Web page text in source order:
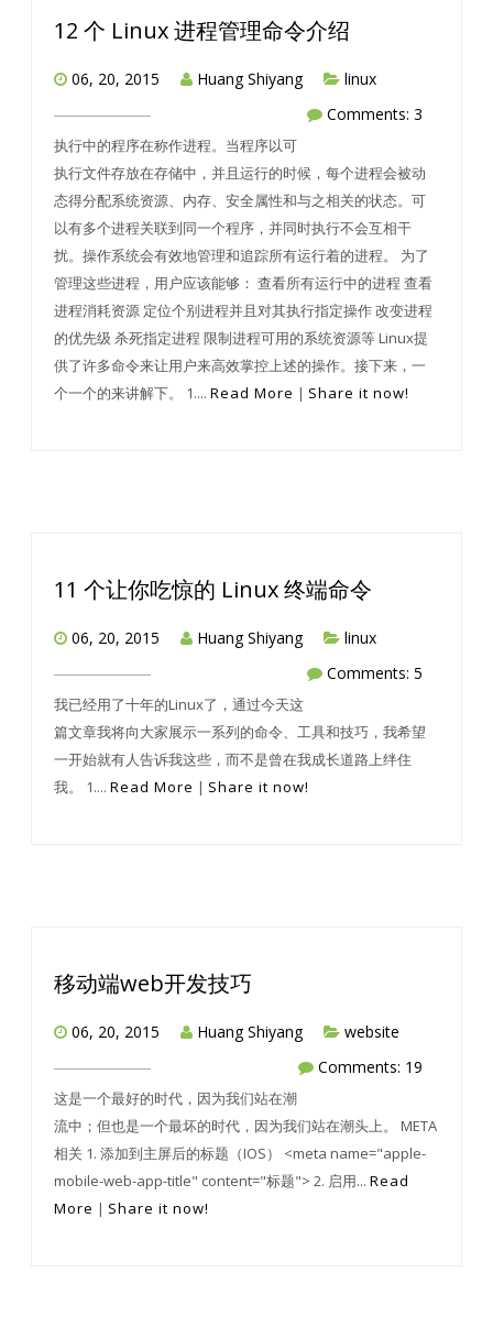
12 个 Linux 进程管理命令介绍
06, 20, 2015 Huang Shiyang
linux
Comments: 3
执行中的程序在称作进程。当程序以可
执行文件存放在存储中，并且运行的时候，每个进程会被动
态得分配系统资源、内存、安全属性和与之相关的状态。可
以有多个进程关联到同一个程序，并同时执行不会互相干
扰。操作系统会有效地管理和追踪所有运行着的进程。 为了
管理这些进程，用户应该能够： 查看所有运行中的进程 查看
进程消耗资源 定位个别进程并且对其执行指定操作 改变进程
的优先级 杀死指定进程 限制进程可用的系统资源等 Linux提
供了许多命令来让用户来高效掌控上述的操作。接下来，一
个一个的来讲解下。 1.... Read More | Share it now!
11 个让你吃惊的 Linux 终端命令
06, 20, 2015 Huang Shiyang
linux
Comments: 5
我已经用了十年的Linux了，通过今天这
篇文章我将向大家展示一系列的命令、工具和技巧，我希望
一开始就有人告诉我这些，而不是曾在我成长道路上绊住
我。 1.... Read More | Share it now!
移动端web开发技巧
06, 20, 2015 Huang Shiyang
website
Comments: 19
这是一个最好的时代，因为我们站在潮
流中；但也是一个最坏的时代，因为我们站在潮头上。 META
相关 1. 添加到主屏后的标题（IOS） <meta name="apple-
mobile-web-app-title" content="标题"> 2. 启用... Read
More | Share it now!